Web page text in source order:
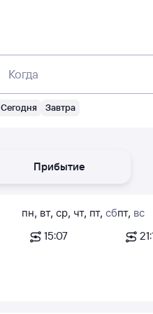
Когда
Сегодня Завтра
Прибытие
пн, вт, ср, чт, пт, сб
15:07
пт, вс